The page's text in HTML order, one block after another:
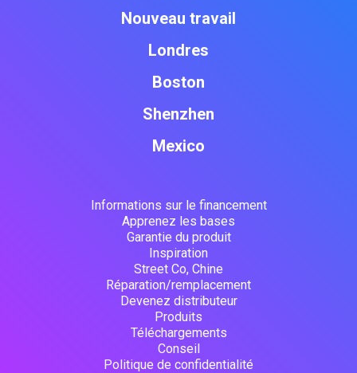
Nouveau travail
Londres
Boston
Shenzhen
Mexico
Informations sur le financement
Apprenez les bases
Garantie du produit
Inspiration
Street Co, Chine
Réparation/remplacement
Devenez distributeur
Produits
Téléchargements
Conseil
Politique de confidentialité